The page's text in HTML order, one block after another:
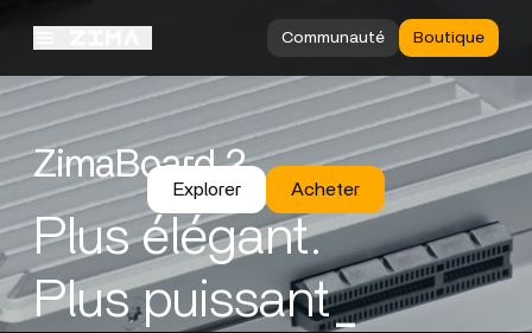
Communauté Boutique
ZimaBoard 2
Plus élégant.
Plus puissant_
Explorer Acheter